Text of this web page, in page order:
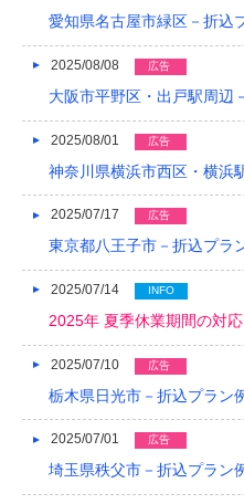
2017/06
2017/05
2017/04
2017/03
2016/12
2016/11
2016/09
2016/08
2016/07
愛知県名古屋市緑区－折込
2025/08/08 広告
大阪市平野区・出戸駅周辺
2025/08/01 広告
神奈川県横浜市西区・横浜
2025/07/17 広告
東京都八王子市－折込プラ
2025/07/14 INFO
2025年 夏季休業期間の対
2025/07/10 広告
栃木県日光市－折込プラン
2025/07/01 広告
埼玉県秩父市－折込プラン